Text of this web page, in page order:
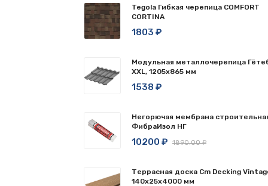
Tegola Гибкая черепица COMFORT
CORTINA
1803 ₽
Модульная металлочерепица
XXL, 1205х865 мм
1538 ₽
Негорючая мембрана
ФибраИзол НГ
10200 ₽ 1890.00 ₽
Террасная доска Cm Decking
140x25x4000 мм